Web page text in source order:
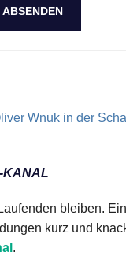
KANAL
bleiben.
kurz und
.